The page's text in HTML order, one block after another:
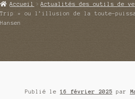
Démos vidéos
Qui sommes-nous ?
Accueil Actualités des outils de
Trip » ou l’illusion de la toute-
Hansen
Publié le 16 février 2025 par